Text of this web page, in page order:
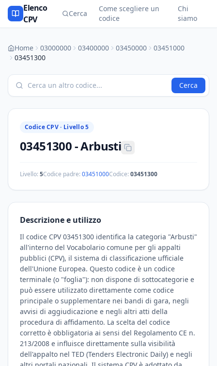
Elenco
CPV
Cerca
Come scegliere un
codice
Chi
siamo
Home 03000000 03400000 03450000
03451000
03451300
Cerca
Codice CPV · Livello 5
03451300-Arbusti
Livello:5Codice padre:03451000Codice:03451300
Descrizione e utilizzo
Il codice CPV 03451300 identifica la categoria "Arbusti"
all'interno del Vocabolario comune per gli appalti
pubblici (CPV), il sistema di classificazione ufficiale
dell'Unione Europea. Questo codice è un codice
terminale (o "foglia"): non dispone di sottocategorie e
può essere utilizzato direttamente come codice
principale o supplementare nei bandi di gara, negli
avvisi di aggiudicazione e negli altri atti della
procedura di affidamento. La scelta del codice
corretto è obbligatoria ai sensi del Regolamento CE n.
213/2008 e influisce direttamente sulla visibilità
dell'appalto nel TED (Tenders Electronic Daily) e negli